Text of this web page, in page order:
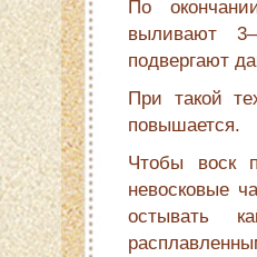
По
выливают
подвергают
При такой
повышается.
Чтобы воск
невосковые
остывать